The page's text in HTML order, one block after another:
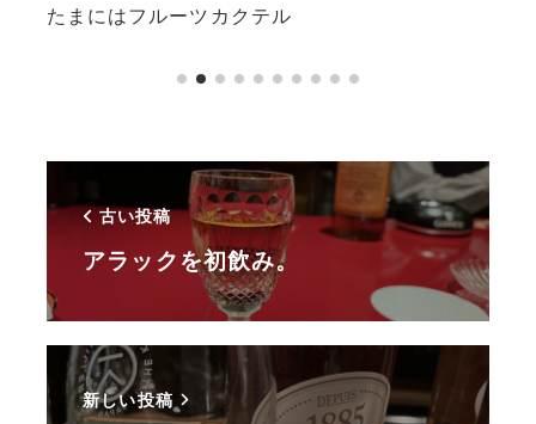
たまにはフルーツカクテル
古い投稿
アラックを初飲み。
新しい投稿